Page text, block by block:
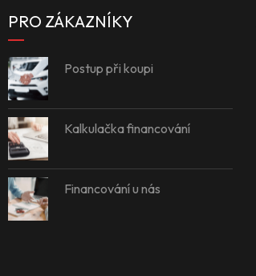
PRO ZÁKAZNÍKY
Postup při koupi
Kalkulačka financování
Financování u nás